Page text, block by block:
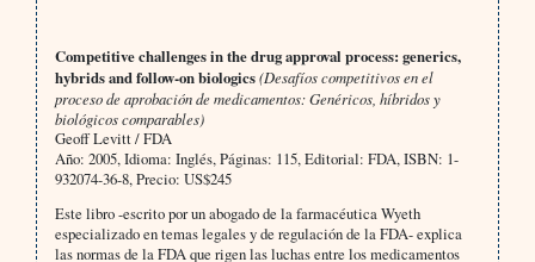
Competitive challenges in the drug approval process: generics,
hybrids and follow-on biologics(Desafíos competitivos en el
proceso de aprobación de medicamentos: Genéricos, híbridos y
biológicos comparables)
Geoff Levitt/ FDA
Año: 2005, Idioma: Inglés, Páginas: 115, Editorial: FDA, ISBN: 1-
932074-36-8, Precio: US$245
Este libro -escrito por un abogado de la farmacéutica Wyeth
especializado en temas legales y de regulación de la FDA- explica
las normas de la FDA que rigen las luchas entre los medicamentos